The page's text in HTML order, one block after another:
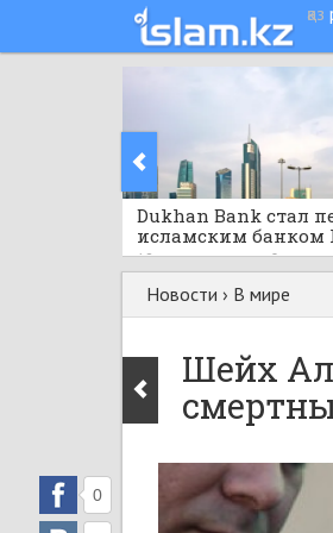
қаз
Dukhan Bank стал
исламским банком
запустившим
18 часов назад 0
Новости › В мире
Шейх
0